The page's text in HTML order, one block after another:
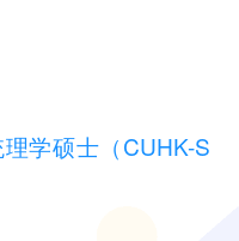
学硕士（CUHK-S